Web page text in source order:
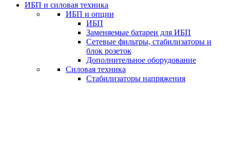
ИБП и силовая техника
ИБП и опции
ИБП
Заменяемые батареи для ИБП
Сетевые фильтры, стабилизаторы и
блок розеток
Дополнительное оборудование
Силовая техника
Стабилизаторы напряжения